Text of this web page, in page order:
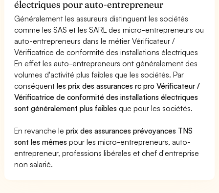
électriques pour auto-entrepreneur
Généralement les assureurs distinguent les sociétés
comme les SAS et les SARL des micro-entrepreneurs ou
auto-entrepreneurs dans le métier Vérificateur /
Vérificatrice de conformité des installations électriques
En effet les auto-entrepreneurs ont généralement des
volumes d'activité plus faibles que les sociétés. Par
conséquentles prix des assurances rc pro Vérificateur /
Vérificatrice de conformité des installations électriques
sont généralement plus faibles que pour les sociétés.
En revanche leprix des assurances prévoyances TNS
sont les mêmes pour les micro-entrepreneurs, auto-
entrepreneur, professions libérales et chef d'entreprise
non salarié.